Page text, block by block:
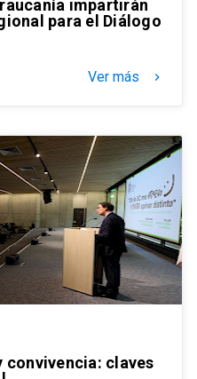
impartirán
para el Diálogo
Ver más keyboard_arrow_right
convivencia: claves